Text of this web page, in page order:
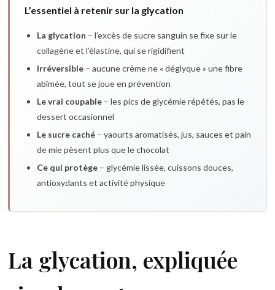
L’essentiel à retenir sur la glycation
La glycation – l’excès de sucre sanguin se fixe sur le
collagène et l’élastine, qui se rigidifient
Irréversible – aucune crème ne « déglyque » une fibre
abîmée, tout se joue en prévention
Le vrai coupable – les pics de glycémie répétés, pas le
dessert occasionnel
Le sucre caché – yaourts aromatisés, jus, sauces et pain
de mie pèsent plus que le chocolat
Ce qui protège – glycémie lissée, cuissons douces,
antioxydants et activité physique
La glycation, expliquée